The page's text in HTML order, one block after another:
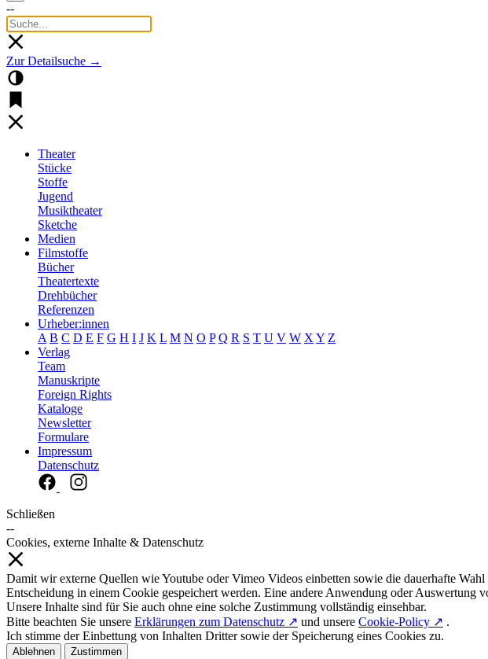
--
Zur Detailsuche →
Theater
Stücke
Stoffe
Jugend
Musiktheater
Sketche
Medien
Filmstoffe
Bücher
Theatertexte
Drehbücher
Referenzen
Urheber:innen
A B C D E F G H I J K L M N O P Q R S T U V W X Y Z
Verlag
Team
Manuskripte
Foreign Rights
Kataloge
Newsletter
Formulare
Impressum
Datenschutz
Schließen
--
Cookies, externe Inhalte & Datenschutz
Damit wir externe Quellen wie Youtube oder Vimeo Videos einbetten sowie die dauerhafte
Entscheidung in einem Cookie gespeichert werden. Eine andere Anwendung oder Auswertung
Unsere Inhalte sind für Sie auch ohne eine solche Zustimmung vollständig einsehbar.
Bitte beachten Sie unsere Erklärungen zum Datenschutz ↗ und unsere Cookie-Policy ↗ .
Ich stimme der Einbettung von Inhalten Dritter sowie der Speicherung eines Cookies zu.
Ablehnen Zustimmen